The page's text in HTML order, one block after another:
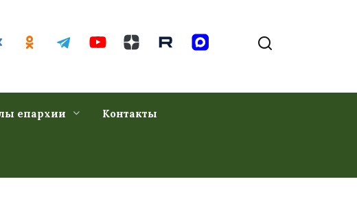
епархии Контакты